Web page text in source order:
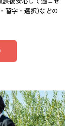
習字・選択)などの